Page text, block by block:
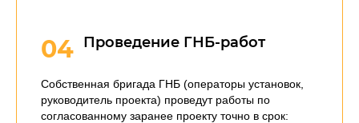
04 Проведение ГНБ-работ
Собственная бригада ГНБ (операторы установок,
руководитель проекта) проведут работы по
согласованному заранее проекту точно в срок: